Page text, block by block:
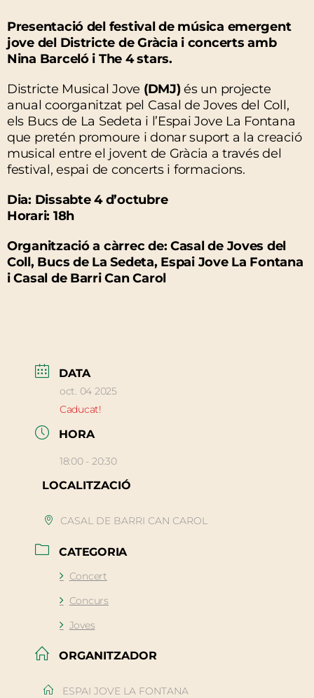
Presentació del festival de música emergent
jove del Districte de Gràcia i concerts amb
Nina Barceló i The 4 stars.
Districte Musical Jove (DMJ) és un projecte
anual coorganitzat pel Casal de Joves del Coll,
els Bucs de La Sedeta i l’Espai Jove La Fontana
que pretén promoure i donar suport a la creació
musical entre el jovent de Gràcia a través del
festival, espai de concerts i formacions.
Dia: Dissabte 4 d’octubre
Horari: 18h
Organització a càrrec de: Casal de Joves del
Coll, Bucs de La Sedeta, Espai Jove La Fontana
i Casal de Barri Can Carol
DATA
oct. 04 2025
Caducat!
HORA
18:00 - 20:30
LOCALITZACIÓ
CASAL DE BARRI CAN CAROL
CATEGORIA
Concert
Concurs
Joves
ORGANITZADOR
ESPAI JOVE LA FONTANA